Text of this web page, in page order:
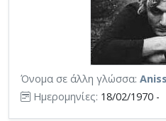
Όνομα σε άλλη γλώσσα:
Ημερομηνίες: 18/02/1970 -